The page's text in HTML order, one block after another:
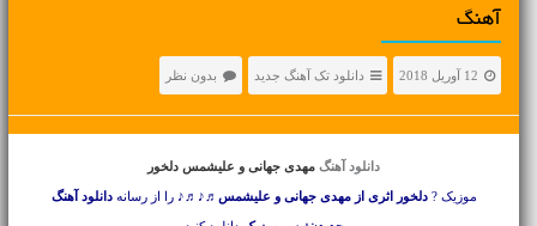
آهنگ
12 آوریل 2018 دانلود تک آهنگ جدید بدون نظر
دانلود آهنگمهدی جهانی و علیشمس دلخور
موزیک ?دلخور اثری از مهدی جهانی و علیشمس ♬♪♬♪ را از رسانهدانلود آهنگ